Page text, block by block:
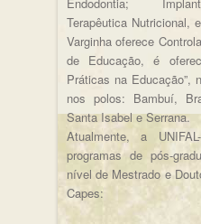
Terapêutica Nutricional,
Varginha oferece
de Educação, é
Práticas na Educação”,
nos polos: Bambuí,
Santa Isabel e Serrana.
Atualmente, a
programas de pós-
nível de Mestrado e
Capes: